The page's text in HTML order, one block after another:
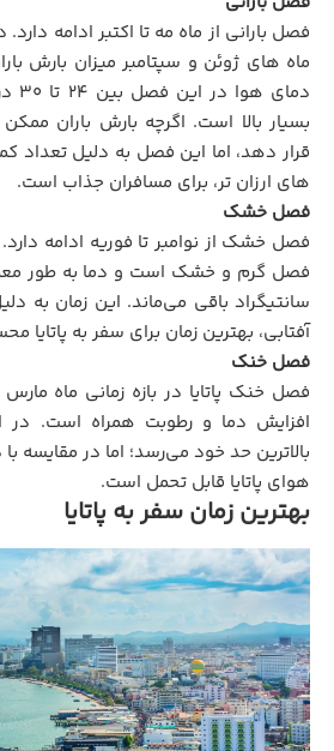
فصل بارانی از ماه مه تا اکتبر ادامه
ماه‌ های ژوئن و سپتامبر میزان بارش
بسیار بالا است. اگرچه بارش باران
قرار دهد، اما این فصل به دلیل تعداد
های ارزان‌ تر، برای مسافران جذاب است.
فصل خشک
فصل خشک از نوامبر تا فوریه ادامه
سانتیگراد باقی می‌ماند. این زمان به
آفتابی، بهترین زمان برای سفر به
فصل خنک
فصل خنک پاتایا در بازه زمانی ماه مارس
افزایش دما و رطوبت همراه است. در
بالاترین حد خود می‌رسد؛ اما در مقایسه
هوای پاتایا قابل تحمل است.
بهترین زمان سفر به پاتایا